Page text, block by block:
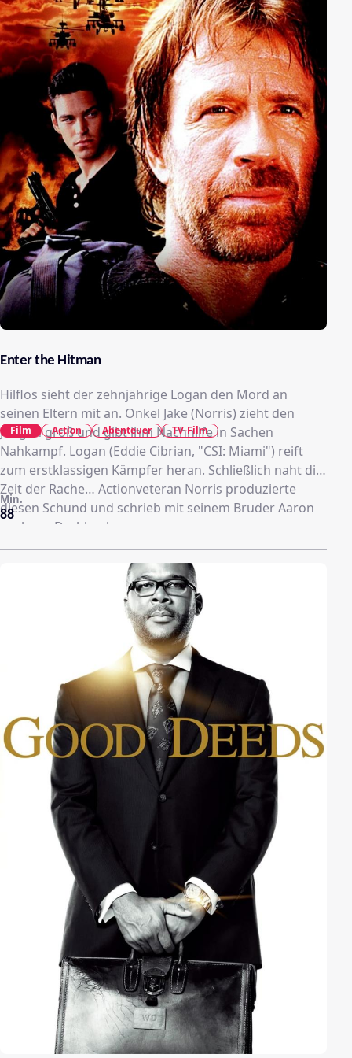
auf den vermeintlich Perversen in Bewegung.
Enter the Hitman
Hilflos sieht der zehnjährige Logan den Mord an
seinen Eltern mit an. Onkel Jake (Norris) zieht den
Jungen groß und gibt ihm Nachhilfe in Sachen
Nahkampf. Logan (Eddie Cibrian, "CSI: Miami") reift
zum erstklassigen Kämpfer heran. Schließlich naht die
Zeit der Rache… Actionveteran Norris produzierte
diesen Schund und schrieb mit seinem Bruder Aaron
auch am Drehbuch.
88
Min.
Film Action Abenteuer TV-Film